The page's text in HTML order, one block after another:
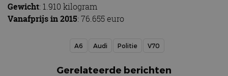
Gewicht: 1.910 kilogram
Vanafprijs in 2015: 76.655 euro
A6 Audi Politie V70
Gerelateerde berichten